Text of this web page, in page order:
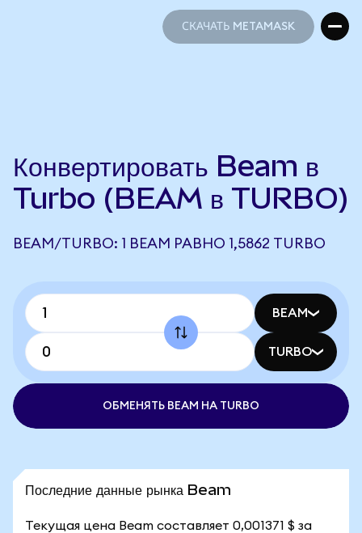
СКАЧАТЬ METAMASK
Конвертировать Beam в
Turbo (BEAM в TURBO)
BEAM/TURBO: 1 BEAM РАВНО 1,5862 TURBO
BEAM
TURBO
ОБМЕНЯТЬ BEAM НА TURBO
Последние данные рынка Beam
Текущая цена Beam составляет 0,001371 $ за